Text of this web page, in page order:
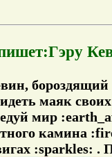
бороздящий
маяк
мир
камина
:sparkles: .